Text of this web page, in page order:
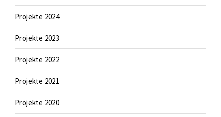
Projekte 2024
Projekte 2023
Projekte 2022
Projekte 2021
Projekte 2020